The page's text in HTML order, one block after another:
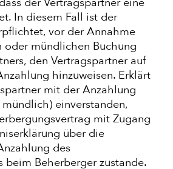
In diesem Fall ist der
vor der Annahme
oder mündlichen Buchung
den Vertragspartner auf
hinzuweisen. Erklärt
mit der Anzahlung
einverstanden,
mit Zugang
über die
des
beim Beherberger zustande.